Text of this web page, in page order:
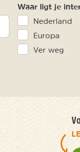
Waar ligt je
Nederland
Europa
Ver weg